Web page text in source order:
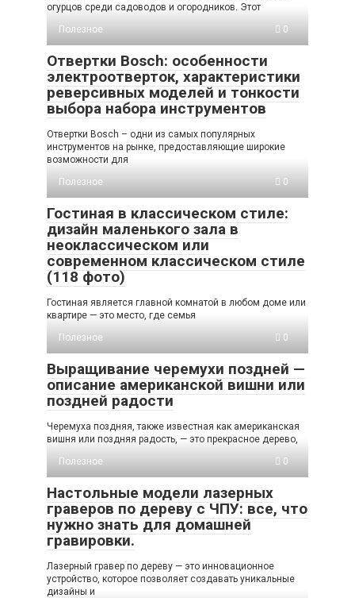
огурцов среди садоводов и огородников. Этот
Полезное
0
Отвертки Bosch: особенности
электроотверток, характеристики
реверсивных моделей и тонкости
выбора набора инструментов
Отвертки Bosch – одни из самых популярных
инструментов на рынке, предоставляющие широкие
возможности для
Полезное
0
Гостиная в классическом стиле:
дизайн маленького зала в
неоклассическом или
современном классическом стиле
(118 фото)
Гостиная является главной комнатой в любом доме или
квартире — это место, где семья
Полезное
0
Выращивание черемухи поздней —
описание американской вишни или
поздней радости
Черемуха поздняя, также известная как американская
вишня или поздняя радость, — это прекрасное дерево,
Полезное
0
Настольные модели лазерных
граверов по дереву с ЧПУ: все, что
нужно знать для домашней
гравировки.
Лазерный гравер по дереву — это инновационное
устройство, которое позволяет создавать уникальные
дизайны и